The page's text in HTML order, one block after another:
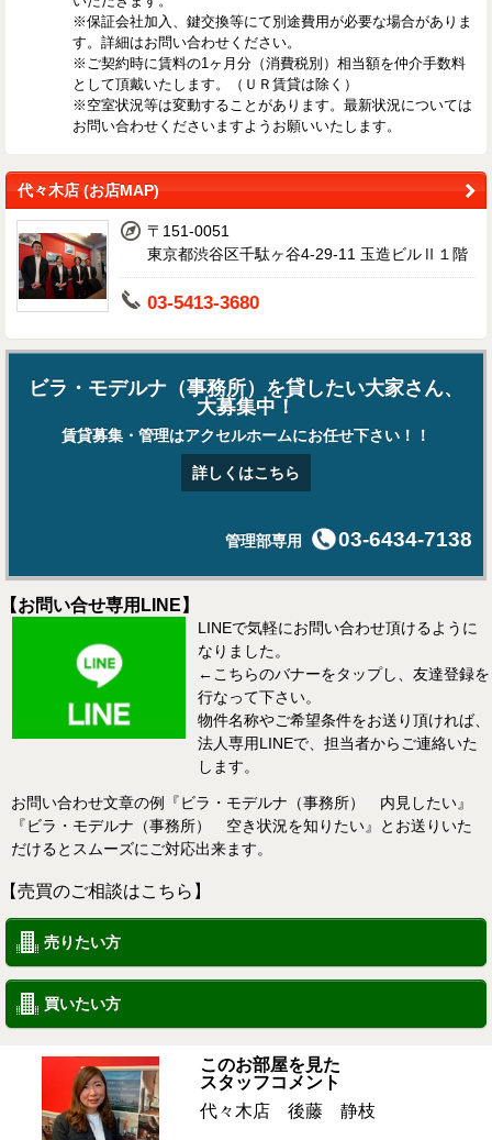
※保証会社加入、鍵交換等にて別途費用が必要な場合がありま
す。詳細はお問い合わせください。
※ご契約時に賃料の1ヶ月分（消費税別）相当額を仲介手数料
として頂戴いたします。（ＵＲ賃貸は除く）
※空室状況等は変動することがあります。最新状況については
お問い合わせくださいますようお願いいたします。
代々木店 (お店MAP)
〒151-0051
東京都渋谷区千駄ヶ谷4-29-11 玉造ビルⅡ１階
03-5413-3680
ビラ・モデルナ（事務所）を貸したい大家さん、
大募集中！
賃貸募集・管理はアクセルホームにお任せ下さい！！
詳しくはこちら
管理部専用 03-6434-7138
【お問い合せ専用LINE】
LINEで気軽にお問い合わせ頂けるように
なりました。
←こちらのバナーをタップし、友達登録を
行なって下さい。
物件名称やご希望条件をお送り頂ければ、
法人専用LINEで、担当者からご連絡いた
します。
お問い合わせ文章の例『ビラ・モデルナ（事務所） 内見したい』
『ビラ・モデルナ（事務所） 空き状況を知りたい』とお送りいた
だけるとスムーズにご対応出来ます。
【売買のご相談はこちら】
売りたい方
買いたい方
このお部屋を見た
スタッフコメント
代々木店 後藤 静枝